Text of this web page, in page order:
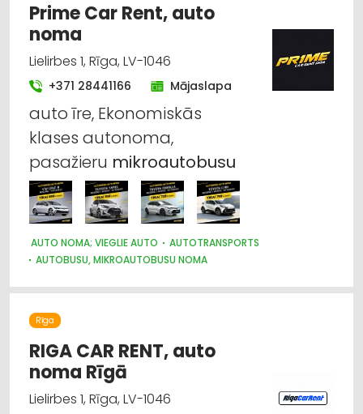
Prime Car Rent, auto
noma
Lielirbes 1, Rīga, LV-1046
+371 28441166 Mājaslapa
auto īre, Ekonomiskās
klases autonoma,
pasažieru mikroautobusu
AUTO NOMA; VIEGLIE AUTO
AUTOTRANSPORTS
AUTOBUSU, MIKROAUTOBUSU NOMA
Rīga
RIGA CAR RENT, auto
noma Rīgā
Lielirbes 1, Rīga, LV-1046